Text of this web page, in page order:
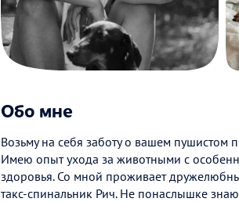
Обо мне
Возьму на себя заботу о вашем пушистом
Имею опыт ухода за животными с
здоровья. Со мной проживает
такс-спинальник Рич. Не понаслышке